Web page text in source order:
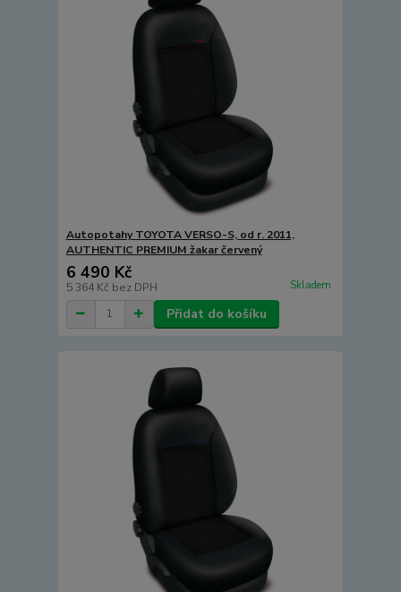
Autopotahy TOYOTA VERSO-S, od r. 2011,
AUTHENTIC PREMIUM žakar červený
6 490 Kč
5 364 Kč bez DPH Skladem
Přidat do košíku